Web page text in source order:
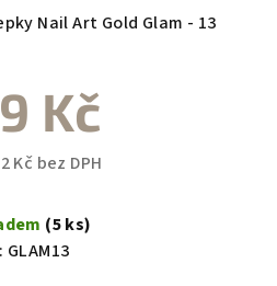
Nail Art Gold Glam - 13
Kč
Kč bez DPH
(5 ks)
GLAM13